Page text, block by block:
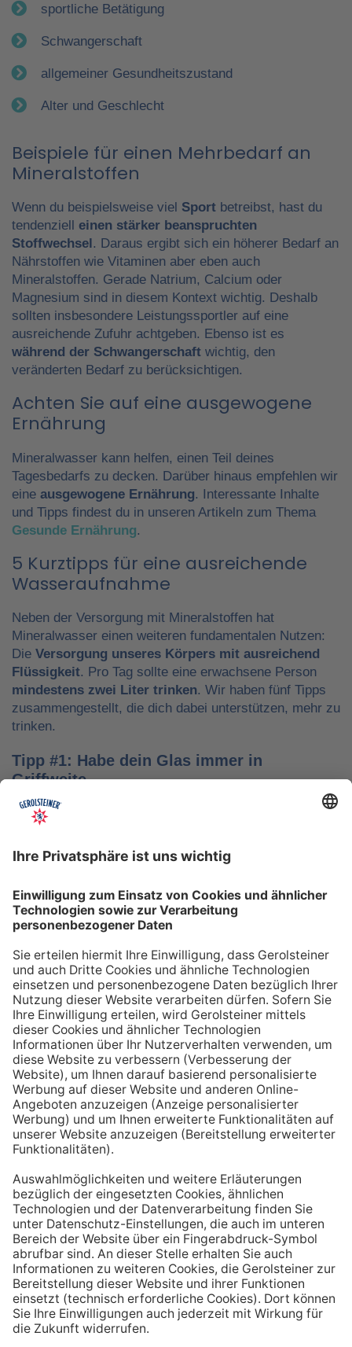
sportliche Betätigung
Schwangerschaft
allgemeiner Gesundheitszustand
Alter und Geschlecht
Beispiele für einen Mehrbedarf an
Mineralstoffen
Wenn du beispielsweise viel Sport betreibst, hast du
tendenziell einen stärker beanspruchten
Stoffwechsel. Daraus ergibt sich ein höherer Bedarf an
Nährstoffen wie Vitaminen aber eben auch
Mineralstoffen. Gerade Natrium, Calcium oder
Magnesium sind in diesem Kontext wichtig. Deshalb
sollten insbesondere Leistungssportler auf eine
ausreichende Zufuhr achtgeben. Ebenso ist es
während der Schwangerschaft wichtig, den
veränderten Bedarf zu berücksichtigen.
Achten Sie auf eine ausgewogene
Ernährung
Mineralwasser kann helfen, einen Teil deines
Tagesbedarfs zu decken. Darüber hinaus empfehlen wir
eine ausgewogene Ernährung. Interessante Inhalte
und Tipps findest du in unseren Artikeln zum Thema
Gesunde Ernährung.
5 Kurztipps für eine ausreichende
Wasseraufnahme
Neben der Versorgung mit Mineralstoffen hat
Mineralwasser einen weiteren fundamentalen Nutzen:
Die Versorgung unseres Körpers mit ausreichend
Flüssigkeit. Pro Tag sollte eine erwachsene Person
mindestens zwei Liter trinken. Wir haben fünf Tipps
zusammengestellt, die dich dabei unterstützen, mehr zu
trinken.
Tipp #1: Habe dein Glas immer in
Griffweite
Ob bei der Arbeit oder während der Freizeit: Wasser
nicht vergisst. Denke daran, auch unterwegs immer
etwas Wasser dabei zu haben. Kleine PET-Flaschen mit
hinnehmen.
Tipp #2: Trinke direkt nach dem Aufstehen
Über Nacht verliert dein Körper Flüssigkeit. Um gut in
den Tag zu starten, solltest du deshalb direkt nach dem
Aufstehen ein großes Glas Wasser trinken. Stelle dir
zum Beispiel eine Flasche Mineralwasser direkt ans
Bett, damit du dieses kleine Morgenritual sofort
durchführen kannst.
Tipp #3: Vor und während jeder Mahlzeit
ein Glas Wasser trinken
Dadurch verknüpfst du das Trinken mit einem Ereignis.
einer Mahlzeit trinken, unterstützt du außerdem die
Produktion von Verdauungssäften. Zusätzlich fördert
das Trinken während des Essens das Sättigungsgefühl.
Tipp #4: Peppe dein Wasser auf
Wenn dir der Geschmack von purem Mineralwasser
nicht reichen sollte, dann kannst du deine Getränke mit
einfachen Mitteln verfeinern. Mische dir einfach